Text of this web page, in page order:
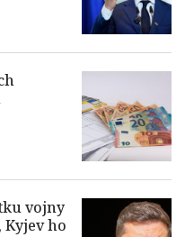
vojny
ho